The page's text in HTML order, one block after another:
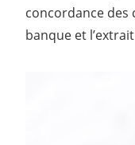
concordance des
banque et